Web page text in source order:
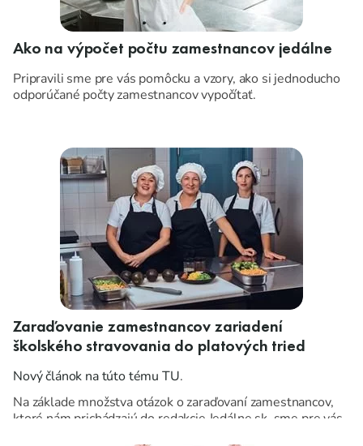
Ako na výpočet počtu zamestnancov jedálne
Pripravili sme pre vás pomôcku a vzory, ako si jednoducho
odporúčané počty zamestnancov vypočítať.
Zaraďovanie zamestnancov zariadení
školského stravovania do platových tried
Nový článok na túto tému TU.
Na základe množstva otázok o zaraďovaní zamestnancov,
ktoré nám prichádzajú do redakcie Jedálne.sk, sme pre vás